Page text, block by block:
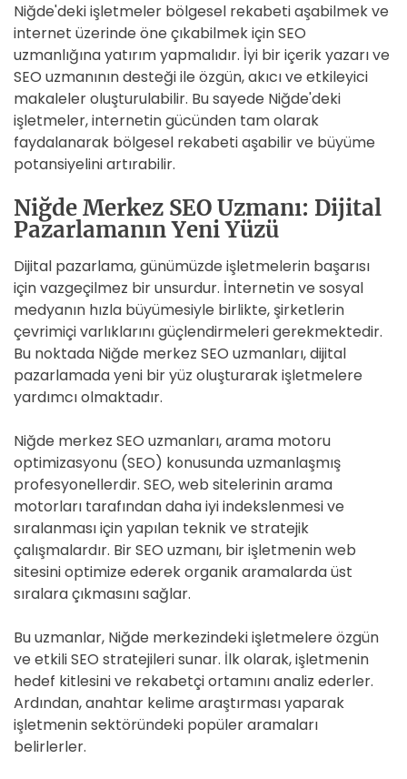
Niğde'deki işletmeler bölgesel rekabeti aşabilmek ve
internet üzerinde öne çıkabilmek için SEO
uzmanlığına yatırım yapmalıdır. İyi bir içerik yazarı ve
SEO uzmanının desteği ile özgün, akıcı ve etkileyici
makaleler oluşturulabilir. Bu sayede Niğde'deki
işletmeler, internetin gücünden tam olarak
faydalanarak bölgesel rekabeti aşabilir ve büyüme
potansiyelini artırabilir.
Niğde Merkez SEO Uzmanı: Dijital
Pazarlamanın Yeni Yüzü
Dijital pazarlama, günümüzde işletmelerin başarısı
için vazgeçilmez bir unsurdur. İnternetin ve sosyal
medyanın hızla büyümesiyle birlikte, şirketlerin
çevrimiçi varlıklarını güçlendirmeleri gerekmektedir.
Bu noktada Niğde merkez SEO uzmanları, dijital
pazarlamada yeni bir yüz oluşturarak işletmelere
yardımcı olmaktadır.
Niğde merkez SEO uzmanları, arama motoru
optimizasyonu (SEO) konusunda uzmanlaşmış
profesyonellerdir. SEO, web sitelerinin arama
motorları tarafından daha iyi indekslenmesi ve
sıralanması için yapılan teknik ve stratejik
çalışmalardır. Bir SEO uzmanı, bir işletmenin web
sitesini optimize ederek organik aramalarda üst
sıralara çıkmasını sağlar.
Bu uzmanlar, Niğde merkezindeki işletmelere özgün
ve etkili SEO stratejileri sunar. İlk olarak, işletmenin
hedef kitlesini ve rekabetçi ortamını analiz ederler.
Ardından, anahtar kelime araştırması yaparak
işletmenin sektöründeki popüler aramaları
belirlerler.